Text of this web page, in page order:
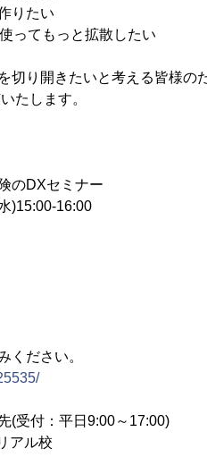
りたい
ってもっと拡散したい
切り開きたいと考える皆様の
たします。
のDXセミナー
)15:00-16:00
ください。
(受付：平日9:00～17:00)
アル校